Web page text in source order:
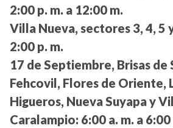
2:00 p. m. a 12:00 m.
Villa Nueva, sectores 3, 4, 5
2:00 p. m.
17 de Septiembre, Brisas de
Fehcovil, Flores de Oriente,
Higueros, Nueva Suyapa y
Caralampio: 6:00 a. m. a 6:00